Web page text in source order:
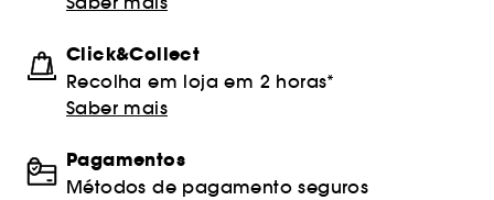
Click&Collect
Recolha em loja em 2 horas*
Saber mais
Pagamentos
Métodos de pagamento seguros